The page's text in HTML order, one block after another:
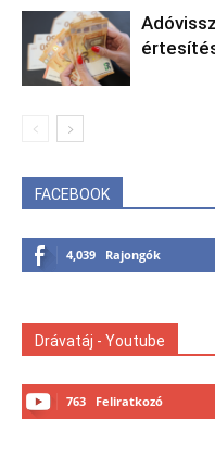
FACEBOOK
4,039 Rajongók
Drávatáj - Youtube
763 Feliratkozó